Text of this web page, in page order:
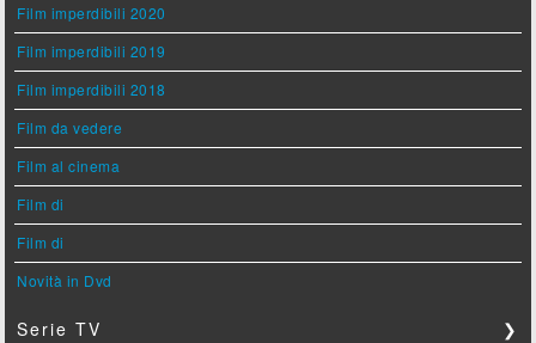
Film imperdibili 2020
Film imperdibili 2019
Film imperdibili 2018
Film da vedere
Film al cinema
Film di
Film di
Novità in Dvd
Serie TV ❯